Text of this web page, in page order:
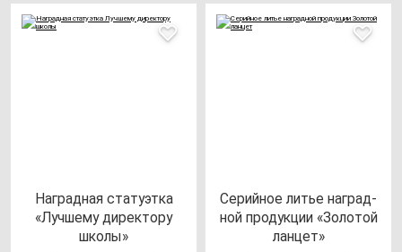
Наг­рад­ная ста­ту­эт­ка
«Луч­ше­му ди­рек­то­ру
шко­лы»
Серий­ное литье наг­рад­
ной про­дук­ции «Золо­той
лан­цет»